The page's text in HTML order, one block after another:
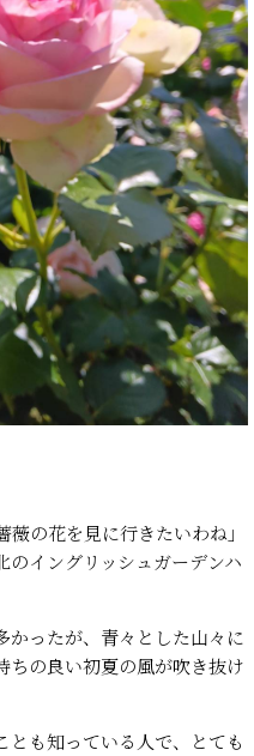
の花を見に行きたいわね」
のイングリッシュガーデンハ
ったが、青々とした山々に
ちの良い初夏の風が吹き抜け
も知っている人で、とても